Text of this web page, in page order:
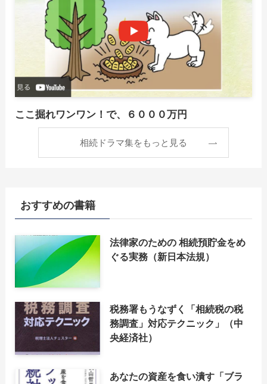
ここ掘れワンワン！で、６０００万円
相続ドラマ集をもっと見る
おすすめの書籍
法律家のための 相続預貯金をめ
ぐる実務（新日本法規）
税務署もうなずく「相続税の税
務調査」対応テクニック」（中
央経済社）
あなたの資産を食い潰す「ブラ